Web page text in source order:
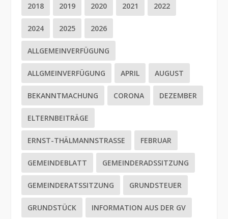
2018 2019 2020 2021 2022
2024 2025 2026
ALLGEMEINVERFÜGUNG
ALLGMEINVERFÜGUNG APRIL AUGUST
BEKANNTMACHUNG CORONA DEZEMBER
ELTERNBEITRÄGE
ERNST-THÄLMANNSTRASSE FEBRUAR
GEMEINDEBLATT GEMEINDERADSSITZUNG
GEMEINDERATSSITZUNG GRUNDSTEUER
GRUNDSTÜCK INFORMATION AUS DER GV